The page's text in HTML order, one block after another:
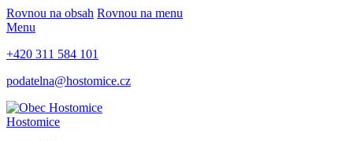
Rovnou na obsah Rovnou na menu
Menu
+420 311 584 101
podatelna@hostomice.cz
Hostomice